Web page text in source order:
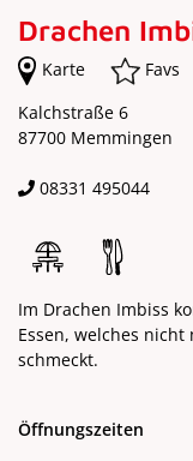
Drachen
Karte Favs
Kalchstraße 6
87700 Memmingen
08331 495044
Im Drachen Imbiss
Essen, welches
schmeckt.
Öffnungszeiten